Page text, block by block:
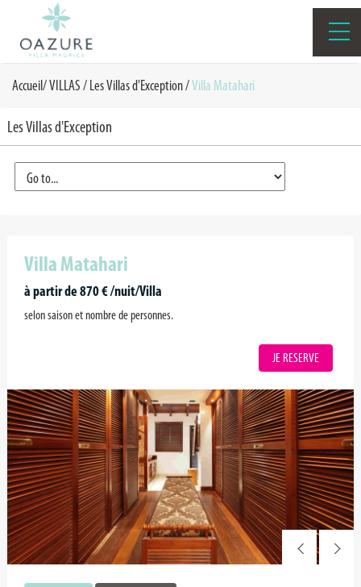
Accueil/VILLAS/Les Villas d'Exception/Villa Matahari
Les Villas d'Exception
Villa Matahari
à partir de 870 € /nuit/Villa
selon saison et nombre de personnes.
JE RESERVE